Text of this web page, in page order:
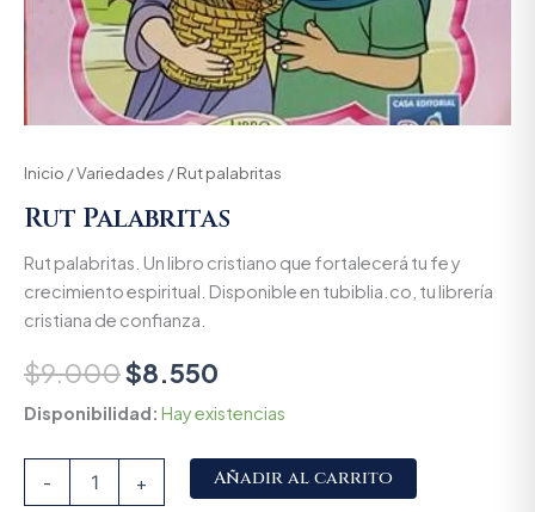
Inicio /Variedades / Rut palabritas
Rut Palabritas
Rut palabritas. Un libro cristiano que fortalecerá tu fe y
crecimiento espiritual. Disponible en tubiblia.co, tu librería
cristiana de confianza.
$9.000$8.550
Disponibilidad: Hay existencias
- + Añadir al carrito